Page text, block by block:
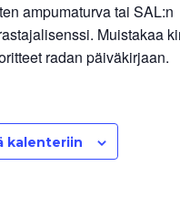
ampumaturva tai SAL:n
Muistakaa
radan päiväkirjaan.
kalenteriin